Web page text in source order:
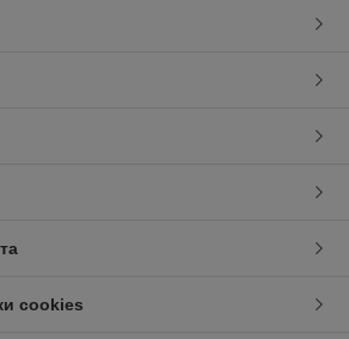
cookies